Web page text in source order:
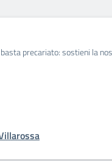
basta precariato: sostieni la